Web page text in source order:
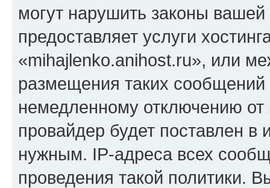
могут нарушить законы
предоставляет услуги
«mihajlenko.anihost.ru», или
размещения таких
немедленному отключению
провайдер будет поставлен в
нужным. IP-адреса всех
проведения такой политики.